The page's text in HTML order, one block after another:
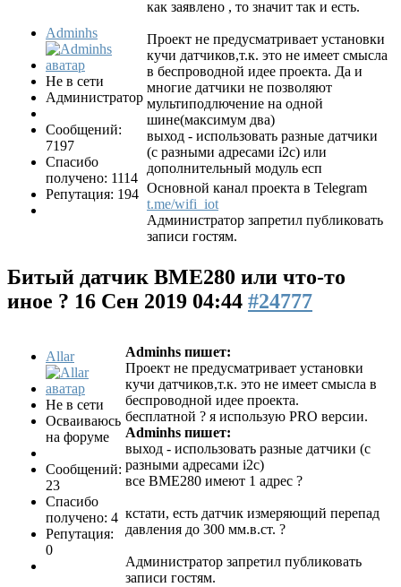
Adminhs
Не в сети
Администратор
Сообщений:
7197
Спасибо
получено: 1114
Репутация: 194
как заявлено , то значит так и есть.
Проект не предусматривает установки
кучи датчиков,т.к. это не имеет смысла
в беспроводной идее проекта. Да и
многие датчики не позволяют
мультиподлючение на одной
шине(максимум два)
выход - использовать разные датчики
(с разными адресами i2c) или
дополнительный модуль есп
Основной канал проекта в Telegram
t.me/wifi_iot
Администратор запретил публиковать
записи гостям.
Битый датчик BME280 или что-то
иное ? 16 Сен 2019 04:44 #24777
Allar
Не в сети
Осваиваюсь
на форуме
Сообщений:
23
Спасибо
получено: 4
Репутация:
0
Adminhs пишет:
Проект не предусматривает установки
кучи датчиков,т.к. это не имеет смысла в
беспроводной идее проекта.
бесплатной ? я использую PRO версии.
Adminhs пишет:
выход - использовать разные датчики (с
разными адресами i2c)
все BME280 имеют 1 адрес ?
кстати, есть датчик измеряющий перепад
давления до 300 мм.в.ст. ?
Администратор запретил публиковать
записи гостям.